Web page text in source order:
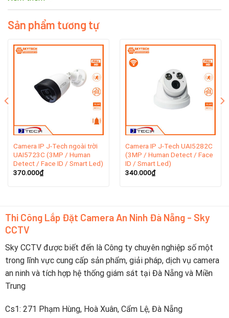
Hãng camera J-Tech được thành lập vào năm 1999 là
thương hiệu của Nhật Bản. J-Tech chuyên sản xuất và kinh
doanh các thiết bị an ninh, bao gồm camera giám sát, đầu
ghi hình, thiết bị báo động. Tuy nhiên, hiện nay, các sản
phẩm camera J-Tech được lắp ráp và sả xuất tại các nước
thuộc khu vực châu Á như Đài Loan, Thái Lan,…
Tại Việt Nam, camera J-Tech được phân phối bởi Công ty
TNHH SHUJI. SHUJI là một công ty chuyên kinh doanh các
thiết bị an ninh, có hơn 16 năm kinh nghiệm tại Việt Nam.
2. Lịch sử hình thành thương hiệu
Camera Jtech
Sản phẩm tương tự
Camera IP J-Tech ngoài trời
UAI5723C (3MP / Human
Detect / Face ID / Smart Led)
370.000₫
Camera IP J-Tech UAI5282C
(3MP / Human Detect / Face
ID / Smart Led)
340.000₫
Thi Công Lắp Đặt Camera An Ninh Đà Nẵng - Sky
CCTV
Sky CCTV được biết đến là Công ty chuyên nghiệp số một
trong lĩnh vực cung cấp sản phẩm, giải pháp, dịch vụ camera
an ninh và tích hợp hệ thống giám sát tại Đà Nẵng và Miền
Trung
Cs1: 271 Phạm Hùng, Hoà Xuân, Cẩm Lệ, Đà Nẵng